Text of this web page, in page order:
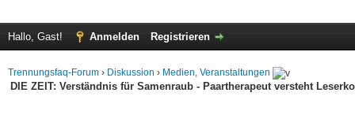
Hallo, Gast! Anmelden Registrieren
Trennungsfaq-Forum › Diskussion › Medien, Veranstaltungen
DIE ZEIT: Verständnis für Samenraub - Paartherapeut versteht